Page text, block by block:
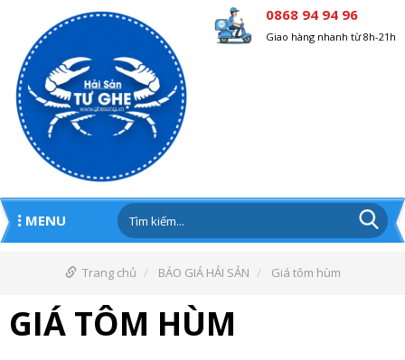
0868 94 94 96
Giao hàng nhanh từ 8h-21h
MENU
Trang chủ BÁO GIÁ HẢI SẢN Giá tôm hùm
GIÁ TÔM HÙM